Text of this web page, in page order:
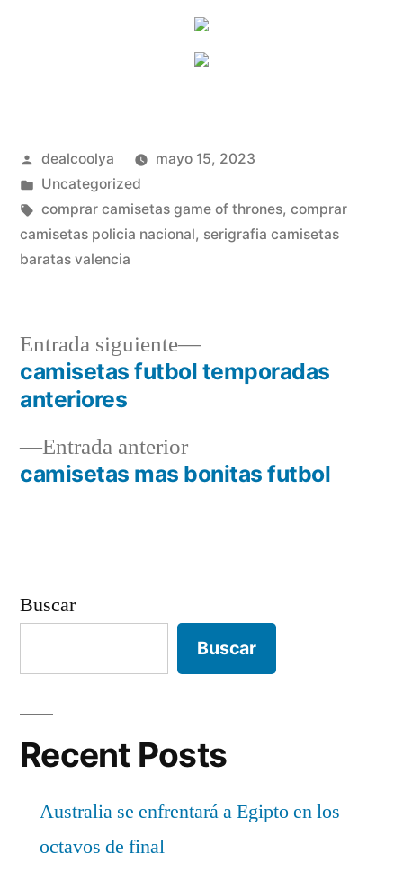
Publicado
por
dealcoolya
mayo 15, 2023
Publicado
en
Uncategorized
Etiquetas:
comprar camisetas game of thrones, comprar
camisetas policia nacional, serigrafia camisetas
baratas valencia
Navegación
entradas
Entrada anteriorEntrada
anterior:
camisetas mas bonitas futbol
Entrada siguiente
Entrada
siguiente:
camisetas futbol temporadas
anteriores
Buscar
Buscar
Recent Posts
Australia se enfrentará a Egipto en los
octavos de final